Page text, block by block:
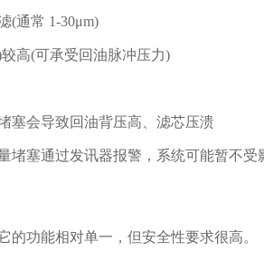
通常 1-30μm)
高(可承受回油脉冲压力)
会导致回油背压高、滤芯压溃
塞通过发讯器报警，系统可能暂不受
功能相对单一，但安全性要求很高。